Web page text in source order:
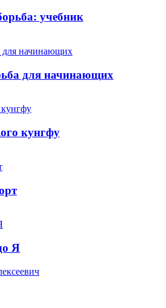
учебник
для начинающих
кунгфу
Я